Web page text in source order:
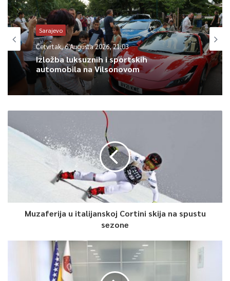
Sarajevo
Četvrtak, 6 Augusta 2026, 21:03
Izložba luksuznih i sportskih
automobila na Vilsonovom
Muzaferija u italijanskoj Cortini skija na spustu
sezone